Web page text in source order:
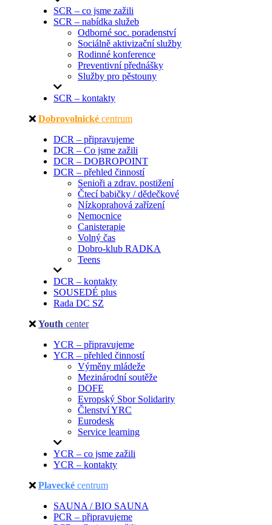
SCR – co jsme zažili
SCR – nabídka služeb
Odborné soc. poradenství
Sociálně aktivizační služby
Rodinné konference
Preventivní přednášky
Služby pro pěstouny
SCR – kontakty
Dobrovolnické centrum
DCR – připravujeme
DCR – Co jsme zažili
DCR – DOBROPOINT
DCR – přehled činností
Senioři a zdrav. postižení
Čtecí babičky / dědečkové
Nízkoprahová zařízení
Nemocnice
Canisterapie
Volný čas
Dobro-klub RADKA
Teens
DCR – kontakty
SOUSEDÉ plus
Rada DC SZ
Youth center
YCR – připravujeme
YCR – přehled činností
Výměny mládeže
Mezinárodní soutěže
DOFE
Evropský Sbor Solidarity
Členství YRC
Eurodesk
Service learning
YCR – co jsme zažili
YCR – kontakty
Plavecké centrum
SAUNA / BIO SAUNA
PCR – připravujeme